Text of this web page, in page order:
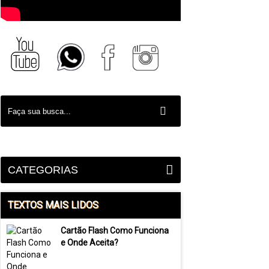
CATEGORIAS
TEXTOS MAIS LIDOS
Cartão Flash Como Funciona
e Onde Aceita?